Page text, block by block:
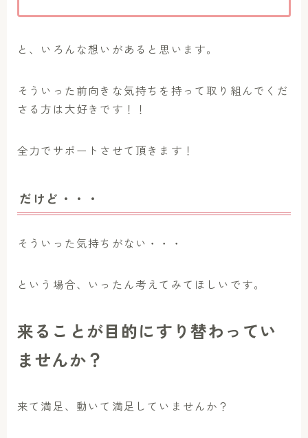
と、いろんな想いがあると思います。
そういった前向きな気持ちを持って取り組んでくだ
さる方は大好きです！！
全力でサポートさせて頂きます！
だけど・・・
そういった気持ちがない・・・
という場合、いったん考えてみてほしいです。
来ることが目的にすり替わってい
ませんか？
来て満足、動いて満足していませんか？